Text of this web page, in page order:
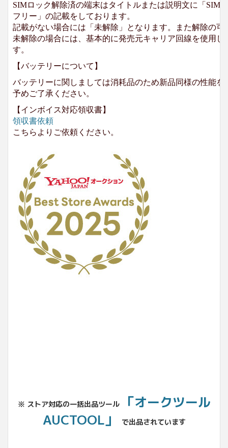
SIMロック解除済の端末はタイトルまたは説明文に「SIM
フリー」の記載をしております。
記載がない場合には「未解除」となります。また解除の可
未解除の場合には、基本的に発売元キャリア回線を使用
す。
【バッテリーについて】
バッテリーに関しましては消耗品のため新品同様の性能
予めご了承ください。
【インボイス対応領収書】
領収書依頼
こちらよりご依頼ください。
※ ストア対応の一括出品ツール
「オークツール
AUCTOOL」
で出品されています